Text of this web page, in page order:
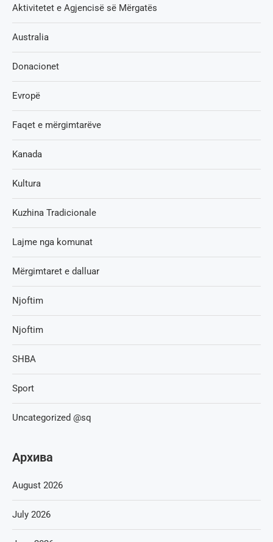
Aktivitetet e Agjencisë së Мërgatës
Australia
Donacionet
Evropë
Faqet e mërgimtarëve
Kanada
Kultura
Kuzhina Tradicionale
Lajme nga komunat
Mërgimtaret e dalluar
Njoftim
Njoftim
SHBA
Sport
Uncategorized @sq
Архива
August 2026
July 2026